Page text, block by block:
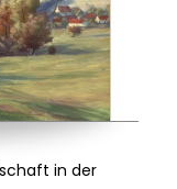
in der